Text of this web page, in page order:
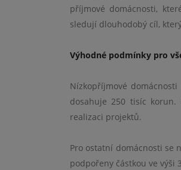
příjmové domácnosti,
sledují dlouhodobý cíl,
Výhodné podmínky pro
Nízkopříjmové
dosahuje 250 tisíc korun.
realizaci projektů.
Pro ostatní domácnosti se
podpořeny částkou ve výši